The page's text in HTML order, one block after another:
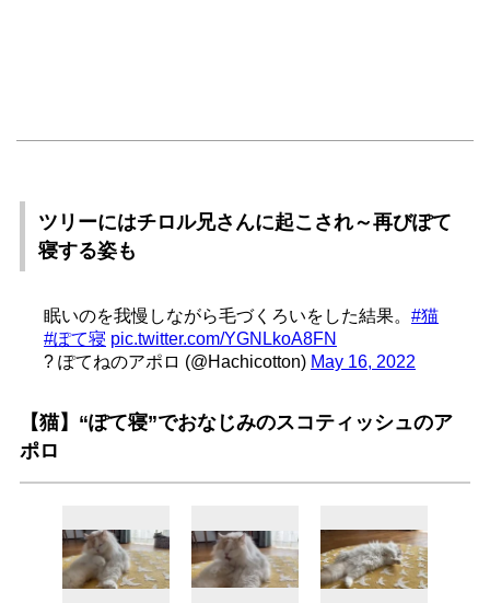
ツリーにはチロル兄さんに起こされ～再びぽて
寝する姿も
眠いのを我慢しながら毛づくろいをした結果。 #猫
#ぽて寝 pic.twitter.com/YGNLkoA8FN
? ぽてねのアポロ (@Hachicotton) May 16, 2022
【猫】“ぽて寝”でおなじみのスコティッシュのア
ポロ